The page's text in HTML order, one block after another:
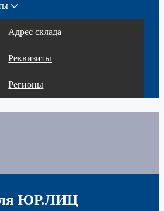
Адрес склада
Реквизиты
Регионы
ЮР.ЛИЦ